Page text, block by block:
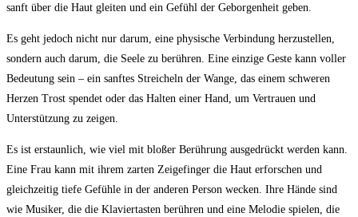
sanft über die Haut gleiten und ein Gefühl der Geborgenheit geben.
Es geht jedoch nicht nur darum, eine physische Verbindung herzustellen,
sondern auch darum, die Seele zu berühren. Eine einzige Geste kann voller
Bedeutung sein – ein sanftes Streicheln der Wange, das einem schweren
Herzen Trost spendet oder das Halten einer Hand, um Vertrauen und
Unterstützung zu zeigen.
Es ist erstaunlich, wie viel mit bloßer Berührung ausgedrückt werden kann.
Eine Frau kann mit ihrem zarten Zeigefinger die Haut erforschen und
gleichzeitig tiefe Gefühle in der anderen Person wecken. Ihre Hände sind
wie Musiker, die die Klaviertasten berühren und eine Melodie spielen, die